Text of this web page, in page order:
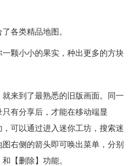
类精品地图。
颗小小的果实，种出更多的方块
来到了最熟悉的旧版画面。同一
有分享后，才能在移动端显
可以通过进入迷你工坊，搜索迷
右侧的箭头即可唤出菜单，分别
【删除】功能。